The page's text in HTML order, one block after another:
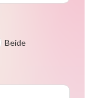
Beide